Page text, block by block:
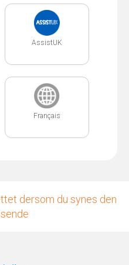
AssistUK
Français
dersom du synes den